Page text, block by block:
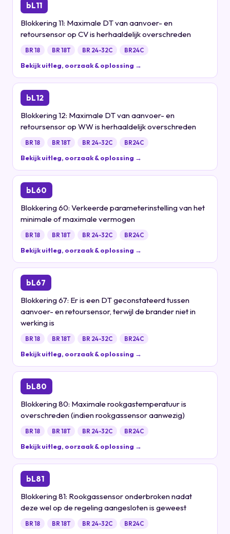
bL11
Blokkering 11: Maximale DT van aanvoer- en
retoursensor op CV is herhaaldelijk overschreden
BR 18 BR 18T BR 24-32C BR24C
Bekijk uitleg, oorzaak & oplossing →
bL12
Blokkering 12: Maximale DT van aanvoer- en
retoursensor op WW is herhaaldelijk overschreden
BR 18 BR 18T BR 24-32C BR24C
Bekijk uitleg, oorzaak & oplossing →
bL60
Blokkering 60: Verkeerde parameterinstelling van het
minimale of maximale vermogen
BR 18 BR 18T BR 24-32C BR24C
Bekijk uitleg, oorzaak & oplossing →
bL67
Blokkering 67: Er is een DT geconstateerd tussen
aanvoer- en retoursensor, terwijl de brander niet in
werking is
BR 18 BR 18T BR 24-32C BR24C
Bekijk uitleg, oorzaak & oplossing →
bL80
Blokkering 80: Maximale rookgastemperatuur is
overschreden (indien rookgassensor aanwezig)
BR 18 BR 18T BR 24-32C BR24C
Bekijk uitleg, oorzaak & oplossing →
bL81
Blokkering 81: Rookgassensor onderbroken nadat
deze wel op de regeling aangesloten is geweest
BR 18 BR 18T BR 24-32C BR24C